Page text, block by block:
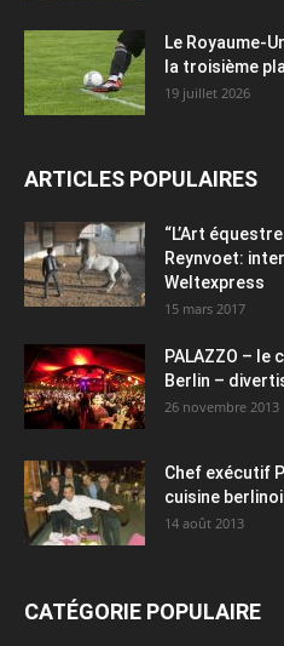
Le Royaume-
la troisième
19 juillet 2026
ARTICLES POPULAIRES
“L’Art
Reynvoet:
Weltexpress
15 mars 2017
PALAZZO –
Berlin –
26 novembre 2013
Chef exécutif
cuisine
14 août 2013
CATÉGORIE POPULAIRE